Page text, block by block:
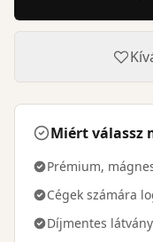
Miért válassz
Prémium,
Cégek számára
Díjmentes